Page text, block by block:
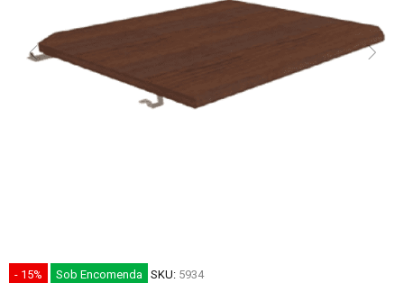
- 15% Sob Encomenda SKU: 5934